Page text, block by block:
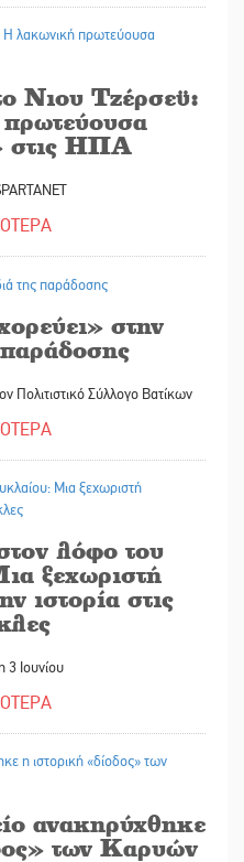
Νιου Τζέρσεϋ:
στις ΗΠΑ
στην
Πολιτιστικό Σύλλογο Βατίκων
λόφο του
ξεχωριστή
ιστορία στις
3 Ιουνίου
ανακηρύχθηκε
των Καρυών